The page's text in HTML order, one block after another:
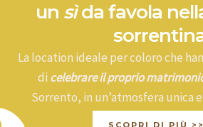
un sìda favola
La location ideale per coloro che
di celebrare il proprio
Sorrento, in un’atmosfera unica
SCOPRI DI PIÙ